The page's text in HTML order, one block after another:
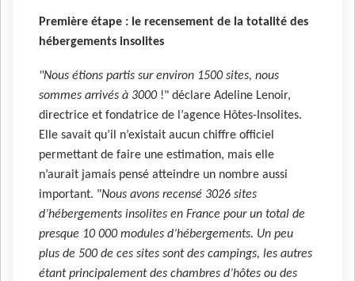
Première étape : le recensement de la totalité des
hébergements insolites
"Nous étions partis sur environ 1500 sites, nous
sommes arrivés à 3000!" déclare Adeline Lenoir,
directrice et fondatrice de l’agence Hôtes-Insolites.
Elle savait qu’il n’existait aucun chiffre officiel
permettant de faire une estimation, mais elle
n’aurait jamais pensé atteindre un nombre aussi
important. "Nous avons recensé 3026 sites
d’hébergements insolites en France pour un total de
presque 10 000 modules d’hébergements. Un peu
plus de 500 de ces sites sont des campings, les autres
étant principalement des chambres d’hôtes ou des